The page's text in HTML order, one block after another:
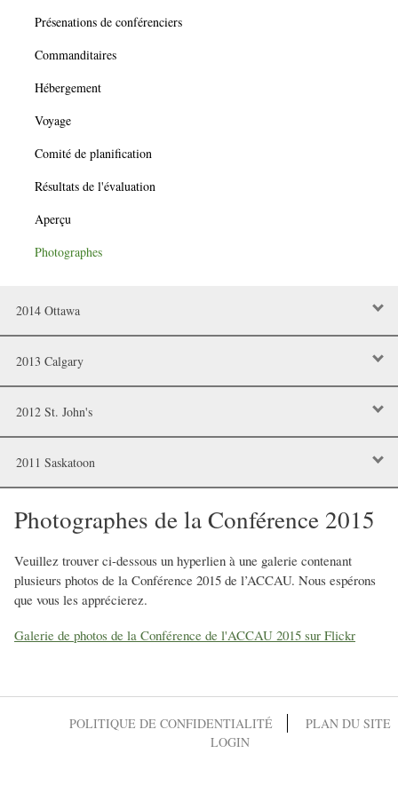
Présenations de conférenciers
Commanditaires
Hébergement
Voyage
Comité de planification
Résultats de l'évaluation
Aperçu
Photographes
2014 Ottawa
2013 Calgary
2012 St. John's
2011 Saskatoon
Photographes de la Conférence 2015
Veuillez trouver ci-dessous un hyperlien à une galerie contenant
plusieurs photos de la Conférence 2015 de l’ACCAU. Nous espérons
que vous les apprécierez.
Galerie de photos de la Conférence de l'ACCAU 2015 sur Flickr
POLITIQUE DE CONFIDENTIALITÉ
PLAN DU SITE
LOGIN